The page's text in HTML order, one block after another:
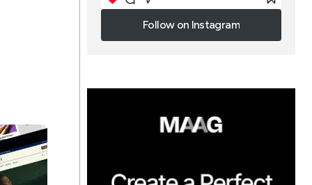
Follow on Instagram
Follow on Instagram